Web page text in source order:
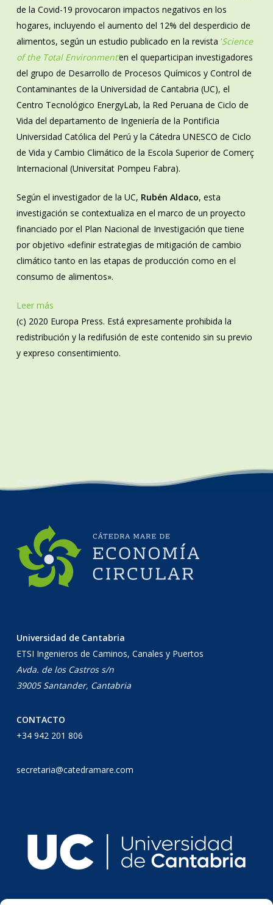
de la Covid-19 provocaron impactos negativos en los
hogares, incluyendo el aumento del 12% del desperdicio de
alimentos, según un estudio publicado en la revista ‘Science
of the Total Environment’en el queparticipan investigadores
del grupo de Desarrollo de Procesos Químicos y Control de
Contaminantes de la Universidad de Cantabria (UC), el
Centro Tecnológico EnergyLab, la Red Peruana de Ciclo de
Vida del departamento de Ingeniería de la Pontificia
Universidad Católica del Perú y la Cátedra UNESCO de Ciclo
de Vida y Cambio Climático de la Escola Superior de Comerç
Internacional (Universitat Pompeu Fabra).
Según el investigador de la UC, Rubén Aldaco, esta
investigación se contextualiza en el marco de un proyecto
financiado por el Plan Nacional de Investigación que tiene
por objetivo «definir estrategias de mitigación de cambio
climático tanto en las etapas de producción como en el
consumo de alimentos».
Leer más
(c) 2020 Europa Press. Está expresamente prohibida la
redistribución y la redifusión de este contenido sin su previo
y expreso consentimiento.
Universidad de Cantabria
ETSI Ingenieros de Caminos, Canales y Puertos
Avda. de los Castros s/n
39005 Santander, Cantabria
CONTACTO
+34 942 201 806
secretaria@catedramare.com